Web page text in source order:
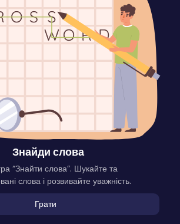
Знайди слова
“Знайти слова”. Шукайте та
слова і розвивайте уважність.
Грати